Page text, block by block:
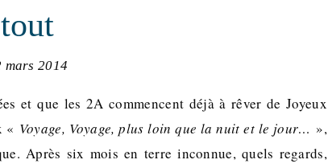
tout
mars 2014
et que les 2A commencent déjà à rêver de Joyeux
« Voyage, Voyage, plus loin que la nuit et le jour… »,
Après six mois en terre inconnue, quels regards,